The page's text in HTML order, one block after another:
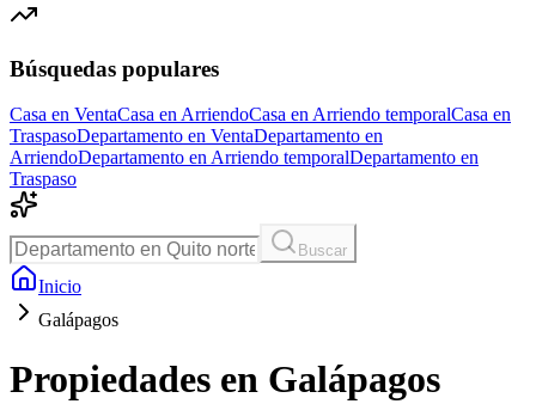
Búsquedas populares
Casa en VentaCasa en ArriendoCasa en Arriendo temporalCasa en
TraspasoDepartamento en VentaDepartamento en
ArriendoDepartamento en Arriendo temporalDepartamento en
Traspaso
Buscar
Inicio
Galápagos
Propiedades en Galápagos